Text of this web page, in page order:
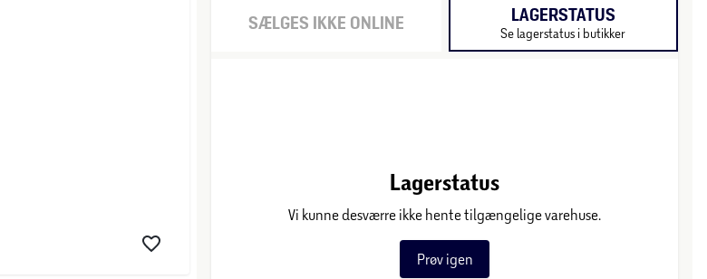
SÆLGES IKKE ONLINE LAGERSTATUS
Se lagerstatus i butikker
Lagerstatus
Vi kunne desværre ikke hente tilgængelige varehuse.
Prøv igen